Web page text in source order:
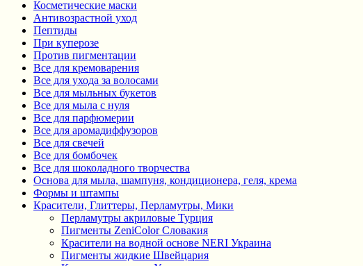
Косметические маски
Антивозрастной уход
Пептиды
При куперозе
Против пигментации
Все для кремоварения
Все для ухода за волосами
Все для мыльных букетов
Все для мыла с нуля
Все для парфюмерии
Все для аромадиффузоров
Все для свечей
Все для бомбочек
Все для шоколадного творчества
Основа для мыла, шампуня, кондиционера, геля, крема
Формы и штампы
Красители, Глиттеры, Перламутры, Мики
Перламутры акриловые Турция
Пигменты ZeniColor Словакия
Красители на водной основе NERI Украина
Пигменты жидкие Швейцария